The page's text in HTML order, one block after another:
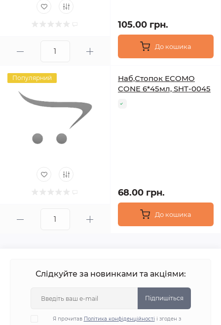
105.00 грн.
До кошика
Популярний
Наб,Стопок ECOMO
CONE 6*45мл, SHT-0045
68.00 грн.
До кошика
Слідкуйте за новинками та акціями:
Підпишіться
Я прочитав Політика конфіденційності і згоден з